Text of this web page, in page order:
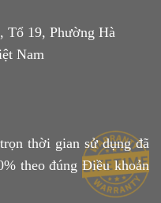
Tổ 19, Phường Hà
Nam
thời gian sử dụng đã
theo đúngĐiều khoản